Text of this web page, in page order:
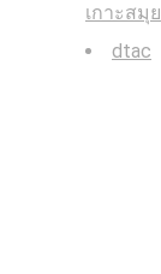
เกาะสมุย
dtac